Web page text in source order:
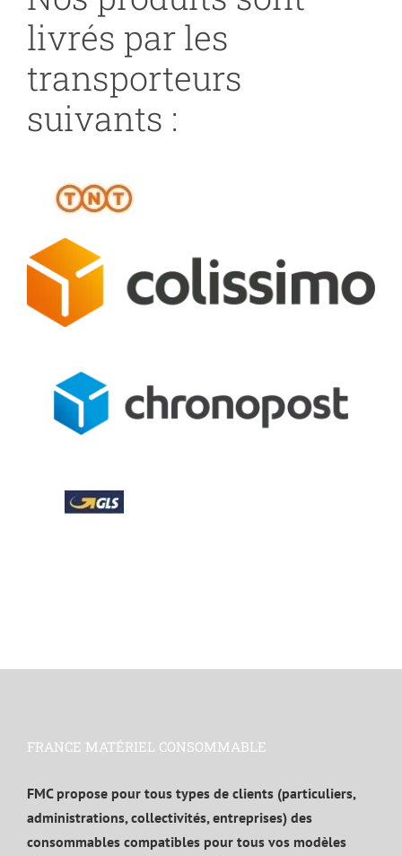
livrés par les
transporteurs
suivants :
FRANCE MATÉRIEL CONSOMMABLE
FMC propose pour tous types de clients (particuliers,
administrations, collectivités, entreprises) des
consommables compatibles pour tous vos modèles